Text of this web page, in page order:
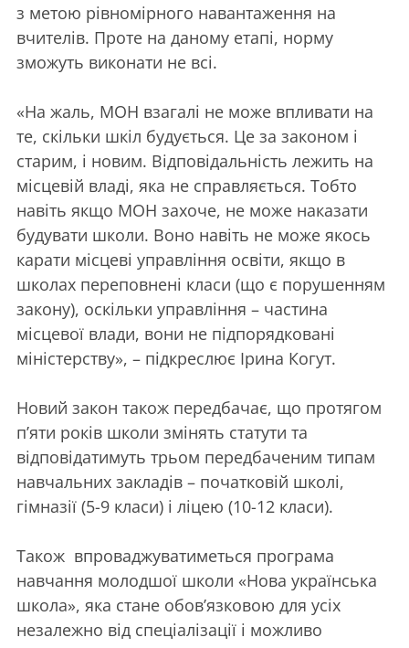
з метою рівномірного навантаження на
вчителів. Проте на даному етапі, норму
зможуть виконати не всі.
«На жаль, МОН взагалі не може впливати на
те, скільки шкіл будується. Це за законом і
старим, і новим. Відповідальність лежить на
місцевій владі, яка не справляється. Тобто
навіть якщо МОН захоче, не може наказати
будувати школи. Воно навіть не може якось
карати місцеві управління освіти, якщо в
школах переповнені класи (що є порушенням
закону), оскільки управління – частина
місцевої влади, вони не підпорядковані
міністерству», – підкреслює Ірина Когут.
Новий закон також передбачає, що протягом
п’яти років школи змінять статути та
відповідатимуть трьом передбаченим типам
навчальних закладів – початковій школі,
гімназії (5-9 класи) і ліцею (10-12 класи).
Також впроваджуватиметься програма
навчання молодшої школи «Нова українська
школа», яка стане обов’язковою для усіх
незалежно від спеціалізації і можливо